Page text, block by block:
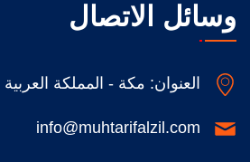
وسائل الاتصال
العنوان: مكة - المملكة
info@muhtarifalzil.com